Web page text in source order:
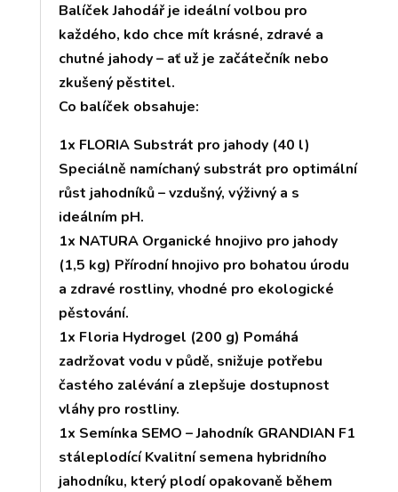
Balíček Jahodář je ideální volbou pro
každého, kdo chce mít krásné, zdravé a
chutné jahody – ať už je začátečník nebo
zkušený pěstitel.
Co balíček obsahuje:
1x FLORIA Substrát pro jahody (40 l)
Speciálně namíchaný substrát pro optimální
růst jahodníků – vzdušný, výživný a s
ideálním pH.
1x NATURA Organické hnojivo pro jahody
(1,5 kg) Přírodní hnojivo pro bohatou úrodu
a zdravé rostliny, vhodné pro ekologické
pěstování.
1x Floria Hydrogel (200 g) Pomáhá
zadržovat vodu v půdě, snižuje potřebu
častého zalévání a zlepšuje dostupnost
vláhy pro rostliny.
1x Semínka SEMO – Jahodník GRANDIAN F1
stáleplodící Kvalitní semena hybridního
jahodníku, který plodí opakovaně během